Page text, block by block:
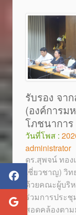
รับรอง จ
(องค์การม
โภชนาการ
วันที่โพส :
administrator
ดร.สุพจน์ ทอง
เชี่ยวชาญ) วิ
ด้วยคณะผู้บริ
ร่วมการประ
สอดคล้องตา